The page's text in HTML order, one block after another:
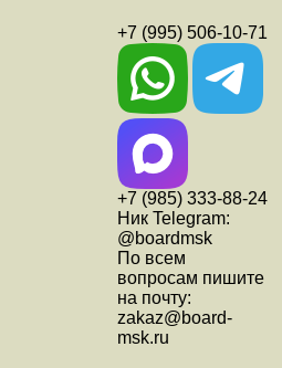
+7 (995) 506-10-71
+7 (985) 333-88-24
Ник Telegram:
@boardmsk
По всем
вопросам пишите
на почту:
zakaz@board-
msk.ru